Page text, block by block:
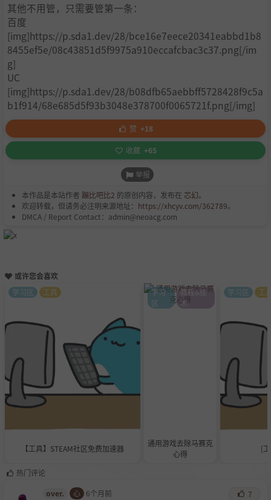
其他不用管，只需要管第一条：
百度
[img]https://p.sda1.dev/28/bce16e7eece20341eabbd1b8
8455ef5e/08c43851d5f9975a910eccafcbac3c37.png[/im
g]
UC
[img]https://p.sda1.dev/28/b08dfb65aebbff5728428f9c5a
b1f914/68e685d5f93b3048e378700f0065721f.png[/img]
赞 +18
收藏 +65
举报
本作品是本站作者 蹦比吧比2 的原创内容，发布在 芯幻。
欢迎转载，但请务必注明来源地址： https://xhcyv.com/362789。
DMCA / Report Contact：admin@neoacg.com
或许您会喜欢
【工具】STEAM社区免费加速器
学习区 工具
通用游戏去除马赛克
心得
学习
区
教程&技
术
[
学习区 工
热门评论
over.
心 6个月前
7